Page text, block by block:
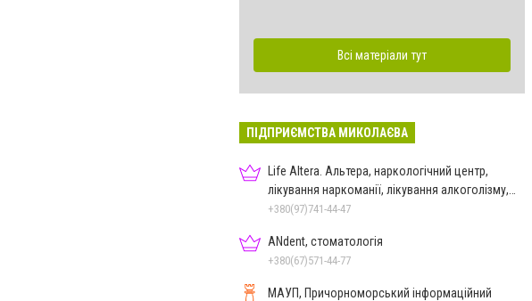
Всі матеріали тут
ПІДПРИЄМСТВА МИКОЛАЄВА
Life Altera. Альтера, наркологічний центр,
лікування наркоманії, лікування алкоголізму,
зняття ломки
+380(97)741-44-47
ANdent, стоматологія
+380(67)571-44-77
МАУП, Причорноморський інформаційний